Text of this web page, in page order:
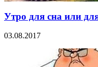
Утро для сна или
03.08.2017